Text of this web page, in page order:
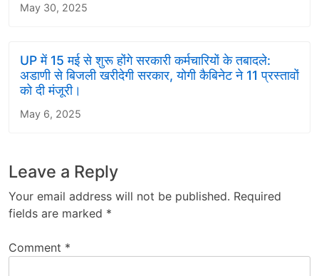
May 30, 2025
UP में 15 मई से शुरू होंगे सरकारी कर्मचारियों के तबादले:
अडाणी से बिजली खरीदेगी सरकार, योगी कैबिनेट ने 11 प्रस्तावों
को दी मंजूरी।
May 6, 2025
Leave a Reply
Your email address will not be published. Required
fields are marked *
Comment *